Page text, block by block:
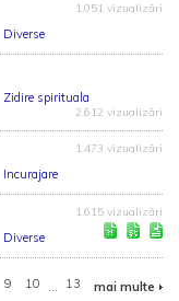
Diverse
1.051 vizualizări
Zidire spirituala
2.612 vizualizări
Incurajare
1.473 vizualizări
Diverse
1.615 vizualizări
9 10 ... 13 mai multe